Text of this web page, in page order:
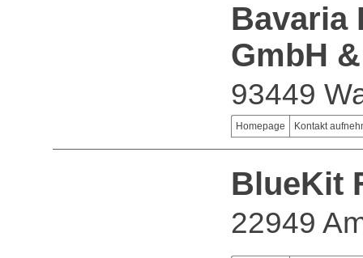
Bavaria
GmbH
93449
Homepage Kontakt
BlueKit
22949